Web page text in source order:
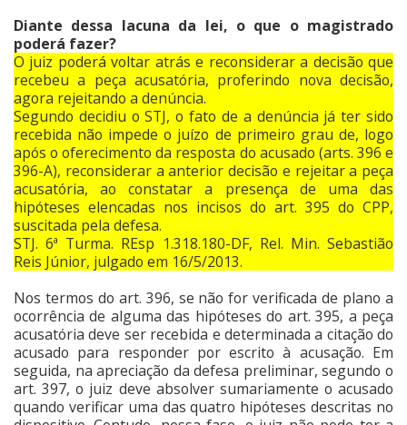
Diante dessa lacuna da lei, o que o magistrado
poderá fazer?
O juiz poderá voltar atrás e reconsiderar a decisão que
recebeu a peça acusatória, proferindo nova decisão,
agora rejeitando a denúncia.
Segundo decidiu o STJ, o fato de a denúncia já ter sido
recebida não impede o juízo de primeiro grau de, logo
após o oferecimento da resposta do acusado (arts. 396 e
396-A), reconsiderar a anterior decisão e rejeitar a peça
acusatória, ao constatar a presença de uma das
hipóteses elencadas nos incisos do art. 395 do CPP,
suscitada pela defesa.
STJ. 6ª Turma. REsp 1.318.180-DF, Rel. Min. Sebastião
Reis Júnior, julgado em 16/5/2013.
Nos termos do art. 396, se não for verificada de plano a
ocorrência de alguma das hipóteses do art. 395, a peça
acusatória deve ser recebida e determinada a citação do
acusado para responder por escrito à acusação. Em
seguida, na apreciação da defesa preliminar, segundo o
art. 397, o juiz deve absolver sumariamente o acusado
quando verificar uma das quatro hipóteses descritas no